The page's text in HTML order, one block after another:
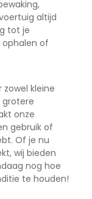
altijd
tot je
ophalen of
kleine
grotere
onze
gebruik of
Of je nu
wij bieden
nog hoe
te houden!